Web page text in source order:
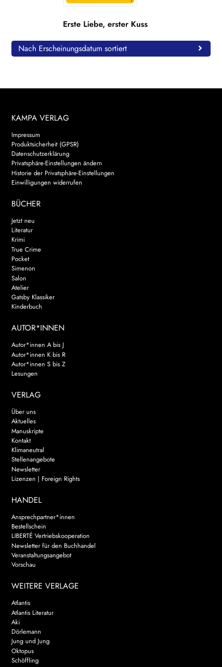
Search:
Erste Liebe, erster Kuss
Nach Erscheinungsdatum sortiert
KAMPA VERLAG
Impressum
Produktsicherheit (GPSR)
Datenschutzerklärung
Privatsphäre-Einstellungen ändern
Historie der Privatsphäre-Einstellungen
Einwilligungen widerrufen
BÜCHER
Jetzt neu
Literatur
Krimi
True Crime
Pocket
Simenon
Salon
Atelier
Gatsby Klassiker
Kinderbuch
AUTOR*INNEN
Autor*innen A bis J
Autor*innen K bis R
Autor*innen S bis Z
Lesungen
VERLAG
Über uns
Aktuelles
Manuskripte
Kontakt
Klimaneutral
Stellenangebote
Newsletter
Lizenzen | Foreign Rights
HANDEL
Ansprechpartner*innen
Bestellschein
LIBERTÉ Vertriebskooperation
Newsletter für den Buchhandel
Veranstaltungsangebot
Vorschau
WEITERE VERLAGE
Atlantis
Atlantis Literatur
Aki
Dörlemann
Jung und Jung
Oktopus
Schöffling